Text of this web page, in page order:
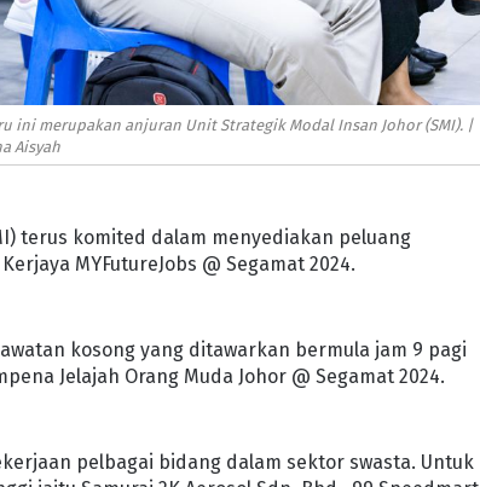
ini merupakan anjuran Unit Strategik Modal Insan Johor (SMI). |
Aisyah
terus komited dalam menyediakan peluang
MYFutureJobs @ Segamat 2024.
kosong yang ditawarkan bermula jam 9 pagi
Jelajah Orang Muda Johor @ Segamat 2024.
pelbagai bidang dalam sektor swasta. Untuk